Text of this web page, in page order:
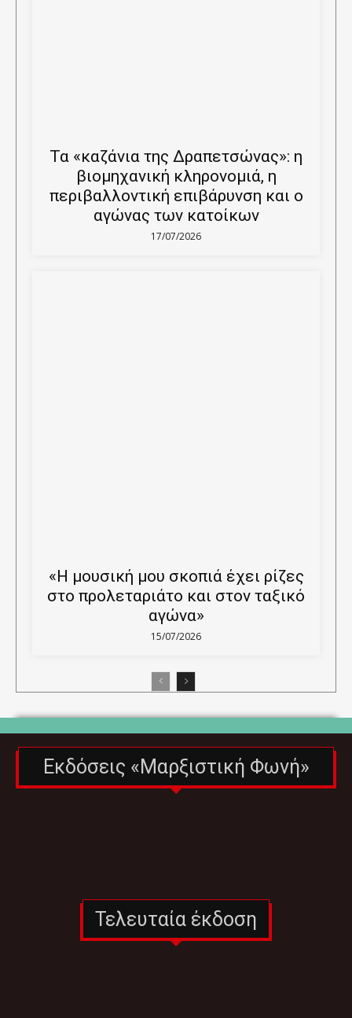
Τα «καζάνια της Δραπετσώνας»: η
βιομηχανική κληρονομιά, η
περιβαλλοντική επιβάρυνση και ο
αγώνας των κατοίκων
17/07/2026
«Η μουσική μου σκοπιά έχει ρίζες
στο προλεταριάτο και στον ταξικό
αγώνα»
15/07/2026
Εκδόσεις «Μαρξιστική Φωνή»
Τελευταία έκδοση